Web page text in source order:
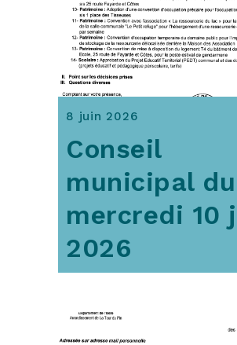
8 juin 2026
Conseil
municipal du
mercredi 10
2026